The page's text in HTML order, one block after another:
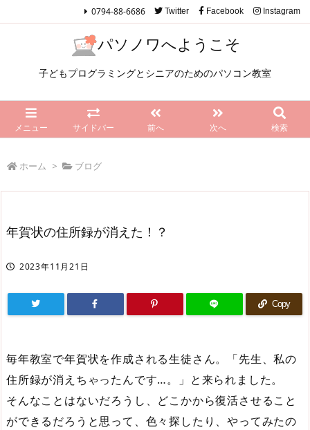
パソノワへようこそ
子どもプログラミングとシニアのためのパソコン教室
メニュー サイドバー 前へ 次へ 検索
0794-88-6686 Twitter Facebook Instagram
ホーム > ブログ
年賀状の住所録が消えた！？
2023年11月21日
Copy
毎年教室で年賀状を作成される生徒さん。「先生、私の
住所録が消えちゃったんです…。」と来られました。
そんなことはないだろうし、どこかから復活させること
ができるだろうと思って、色々探したり、やってみたの